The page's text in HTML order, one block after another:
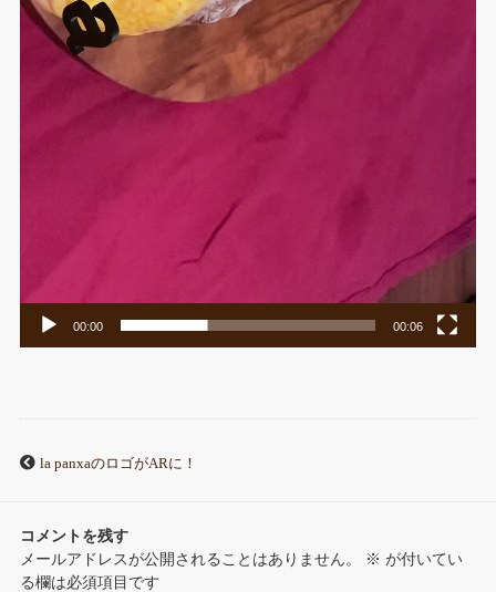
00:00 00:06
la panxaのロゴがARに！
コメントを残す
メールアドレスが公開されることはありません。
※ が付いてい
る欄は必須項目です